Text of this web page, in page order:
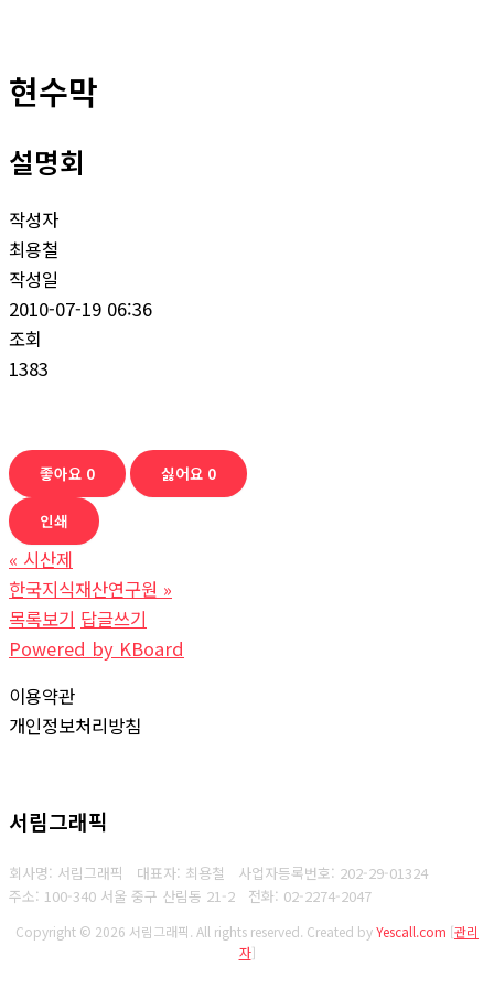
현수막
설명회
작성자
최용철
작성일
2010-07-19 06:36
조회
1383
좋아요 0 싫어요 0
인쇄
« 시산제
한국지식재산연구원 »
목록보기 답글쓰기
Powered by KBoard
이용약관
개인정보처리방침
서림그래픽
회사명: 서림그래픽 대표자: 최용철 사업자등록번호: 202-29-01324
주소: 100-340 서울 중구 산림동 21-2 전화: 02-2274-2047
Copyright © 2026 서림그래픽. All rights reserved. Created byYescall.com [관리
자]